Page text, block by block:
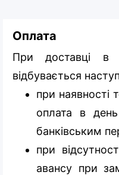
Оплата
При доставці в
відбувається
при наявності
оплата в
банківським
при
авансу при